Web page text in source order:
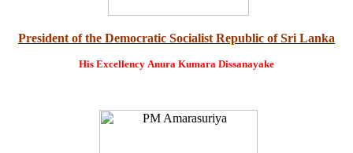
President of the Democratic Socialist Republic of Sri Lanka
His Excellency Anura Kumara Dissanayake